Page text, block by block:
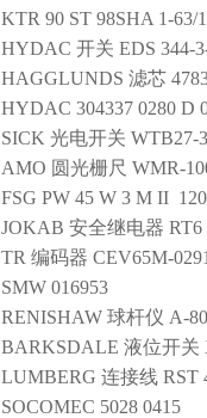
KTR 90 ST 98SHA 1-63/
HYDAC 开关 EDS 344-
HAGGLUNDS 滤芯
HYDAC 304337 0280 D
SICK 光电开关 WTB27-
AMO 圆光栅尺 WMR-
FSG PW 45 W 3 M II
JOKAB 安全继电器
TR 编码器 CEV65M-
SMW 016953
RENISHAW 球杆仪 A-
BARKSDALE 液位开关
LUMBERG 连接线 RST
SOCOMEC 5028 0415